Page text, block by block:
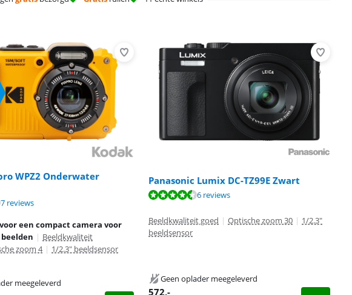
WPZ2 Onderwater
7 reviews
een compact camera voor
| Beeldkwaliteit
zoom 4 | 1/2.3" beeldsensor
meegeleverd
Panasonic Lumix DC-TZ99E Zwart
6 reviews
Beeldkwaliteit goed | Optische zoom 30 | 1/2.3"
beeldsensor
Geen oplader meegeleverd
572,-